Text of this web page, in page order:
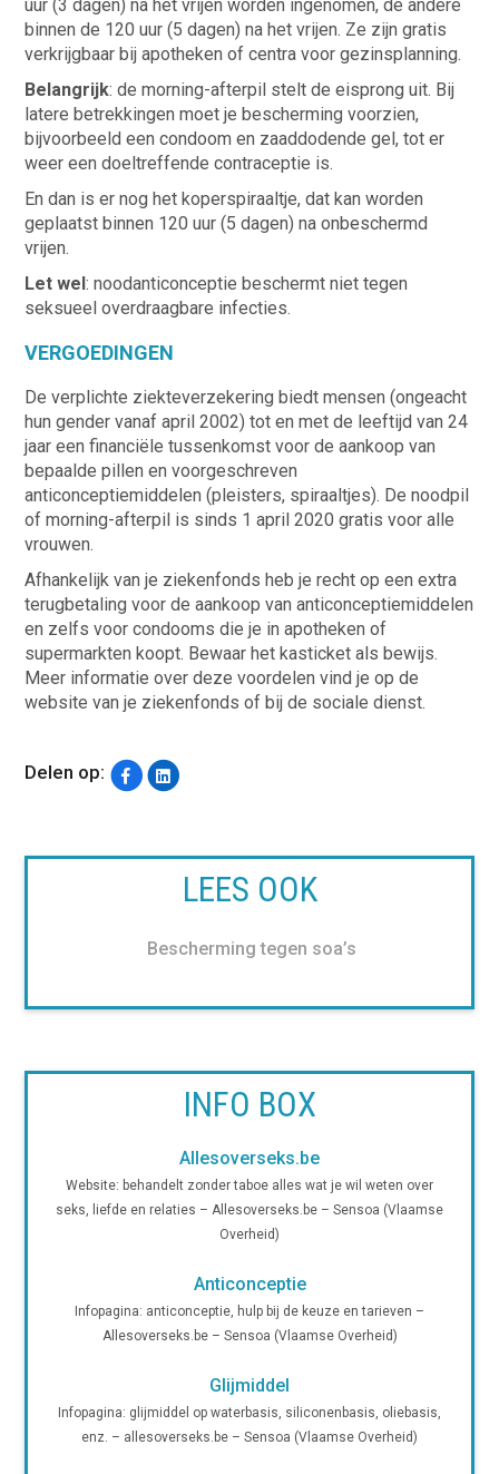
uur (3 dagen) na het vrijen worden ingenomen, de andere
binnen de 120 uur (5 dagen) na het vrijen. Ze zijn gratis
verkrijgbaar bij apotheken of centra voor gezinsplanning.
Belangrijk: de morning-afterpil stelt de eisprong uit. Bij
latere betrekkingen moet je bescherming voorzien,
bijvoorbeeld een condoom en zaaddodende gel, tot er
weer een doeltreffende contraceptie is.
En dan is er nog het koperspiraaltje, dat kan worden
geplaatst binnen 120 uur (5 dagen) na onbeschermd
vrijen.
Let wel: noodanticonceptie beschermt niet tegen
seksueel overdraagbare infecties.
VERGOEDINGEN
De verplichte ziekteverzekering biedt mensen (ongeacht
hun gender vanaf april 2002) tot en met de leeftijd van 24
jaar een financiële tussenkomst voor de aankoop van
bepaalde pillen en voorgeschreven
anticonceptiemiddelen (pleisters, spiraaltjes). De noodpil
of morning-afterpil is sinds 1 april 2020 gratis voor alle
vrouwen.
Afhankelijk van je ziekenfonds heb je recht op een extra
terugbetaling voor de aankoop van anticonceptiemiddelen
en zelfs voor condooms die je in apotheken of
supermarkten koopt. Bewaar het kasticket als bewijs.
Meer informatie over deze voordelen vind je op de
website van je ziekenfonds of bij de sociale dienst.
Delen op:
LEES OOK
Bescherming tegen soa’s
INFO BOX
Allesoverseks.be
Website: behandelt zonder taboe alles wat je wil weten over
seks, liefde en relaties – Allesoverseks.be – Sensoa (Vlaamse
Overheid)
Anticonceptie
Infopagina: anticonceptie, hulp bij de keuze en tarieven –
Allesoverseks.be – Sensoa (Vlaamse Overheid)
Glijmiddel
Infopagina: glijmiddel op waterbasis, siliconenbasis, oliebasis,
enz. – allesoverseks.be – Sensoa (Vlaamse Overheid)